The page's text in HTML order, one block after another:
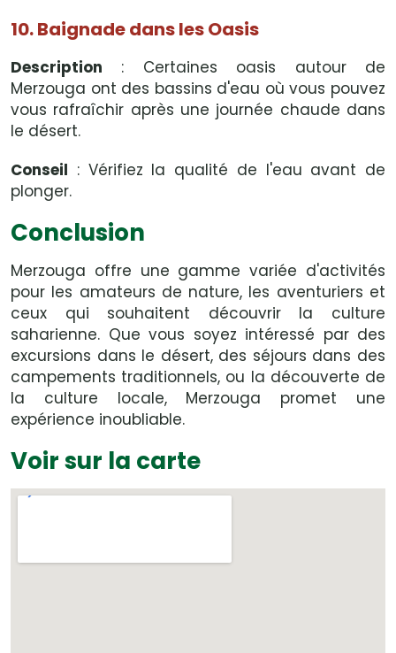
10. Baignade dans les Oasis
Description : Certaines oasis autour de
Merzouga ont des bassins d'eau où vous pouvez
vous rafraîchir après une journée chaude dans
le désert.
Conseil : Vérifiez la qualité de l'eau avant de
plonger.
Conclusion
Merzouga offre une gamme variée d'activités
pour les amateurs de nature, les aventuriers et
ceux qui souhaitent découvrir la culture
saharienne. Que vous soyez intéressé par des
excursions dans le désert, des séjours dans des
campements traditionnels, ou la découverte de
la culture locale, Merzouga promet une
expérience inoubliable.
Voir sur la carte